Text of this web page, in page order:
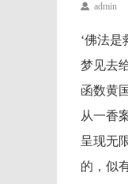
 admin
‘佛法是
梦见去
函数黄
从一香
呈现无
的，似